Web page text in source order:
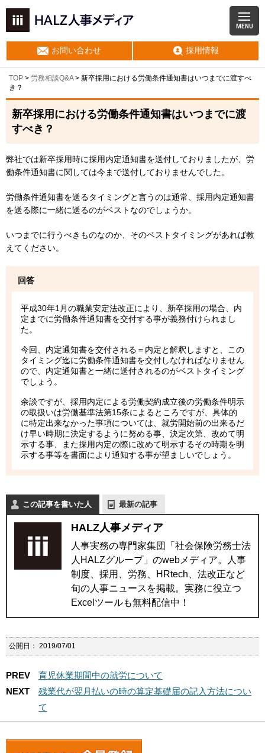
MENU
お問い合わせ 採用情報
TOP > 労務相談Q&A> 新卒採用における労働条件通知書はいつまでに渡すべ
き？
新卒採用における労働条件通知書はいつまでに渡
すべき？
弊社では新卒採用時に採用内定通知書を送付しておりましたが、労
働条件通知書に関しては今まで送付しておりませんでした。
労働条件通知書を送るタイミングと言うのは通常、採用内定通知書
を送る際に一緒に送るのがベストなのでしょうか。
いつまでに行うべきものなのか、そのベストタイミングがあれば教
えてください。
回答
平成30年1月の職業安定法改正により、新卒採用の場合、内
定までに労働条件通知書を交付する事が義務付けられまし
た。
今回、内定通知書を交付される＝内定と解釈しますと、この
タイミング迄に労働条件通知書を交付しなければなりません
ので、内定通知書と一緒に送付されるのがベストタイミング
でしょう。
余談ですが、採用内定による労働契約成立後の労働条件明示
の取扱いは労働基準法第15条によるところですが、具体的
に特定出来なかった事項については、就労開始前の出来るだ
け早い時期に決定するように努める事、決定次第、改めて明
示する事、また採用内定の際に改めて明示するその時期を明
示する事等を書面により通知する事が望ましいでしょう。
この記事を書いた人 最新の記事
HALZ人事メディア
人事実務の専門家集団「社会保険労務士法
人HALZグループ」のwebメディア。人事
制度、採用、労務、HRtech、法改正など
旬の人事ニュースを掲載。実務に役立つ
Excelツールも無料配信中！
公開日： 2019/07/01
PREV
育児休業期間中の就労について
NEXT
残業代が翌月払いの時の算定基礎届の記入方法につい
て